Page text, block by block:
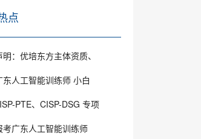
点
：优培东方主体资质、
人工智能训练师 小白
PTE、CISP-DSG 专项
考广东人工智能训练师